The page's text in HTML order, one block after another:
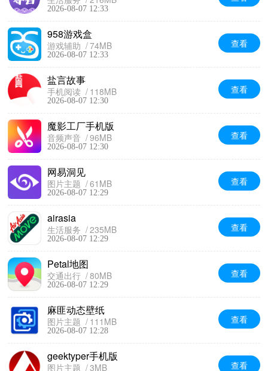
2026-08-07 12:33
958游戏盒
游戏辅助 74MB
2026-08-07 12:33
查看
盐言故事
手机阅读 118MB
2026-08-07 12:30
查看
魔影工厂手机版
音频声音 96MB
2026-08-07 12:30
查看
网易洞见
图片主题 61MB
2026-08-07 12:29
查看
airasia
生活服务 235MB
2026-08-07 12:29
查看
Petal地图
交通出行 80MB
2026-08-07 12:29
查看
麻匪动态壁纸
图片主题 111MB
2026-08-07 12:28
查看
geektyper手机版
图片主题 3MB 查看